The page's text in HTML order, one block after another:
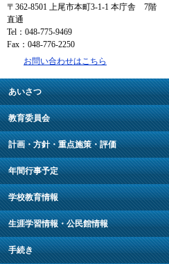
〒362-8501
上尾市本町3-1-1 本庁舎 7階
直通
Tel：048-775-9469
Fax：048-776-2250
お問い合わせはこちら
あいさつ
教育委員会
計画・方針・重点施策・評価
年間行事予定
学校教育情報
生涯学習情報・公民館情報
手続き